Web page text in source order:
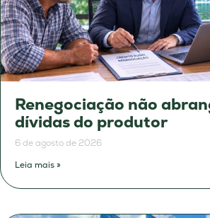
Renegociação não
dívidas do produtor
6 de agosto de 2026
Leia mais »